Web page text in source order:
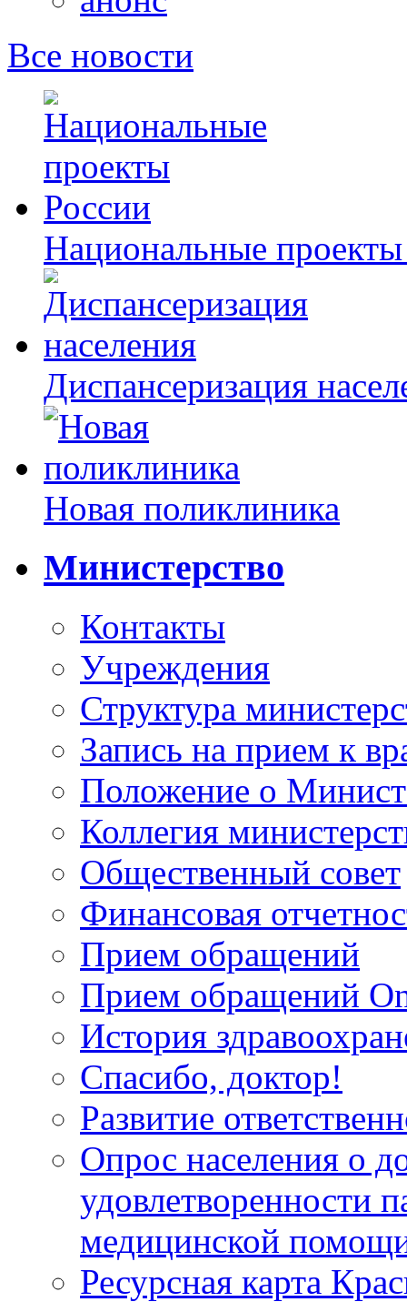
Все новости
Национальные
Диспансеризация
Новая поликлиника
Министерство
Контакты
Учреждения
Структура
Запись на прием к
Положение о
Коллегия
Общественный совет
Финансовая
Прием обращений
Прием обращений
История
Спасибо, доктор!
Развитие
Опрос населения о
удовлетворенности
медицинской
Ресурсная карта